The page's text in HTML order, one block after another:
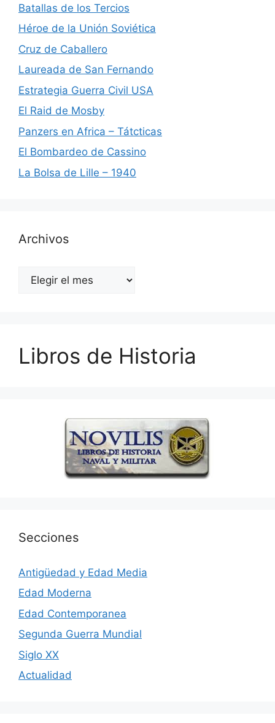
Batallas de los Tercios
Héroe de la Unión Soviética
Cruz de Caballero
Laureada de San Fernando
Estrategia Guerra Civil USA
El Raid de Mosby
Panzers en Africa – Tátcticas
El Bombardeo de Cassino
La Bolsa de Lille – 1940
Archivos
Archivos
Libros de Historia
Secciones
Antigüedad y Edad Media
Edad Moderna
Edad Contemporanea
Segunda Guerra Mundial
Siglo XX
Actualidad